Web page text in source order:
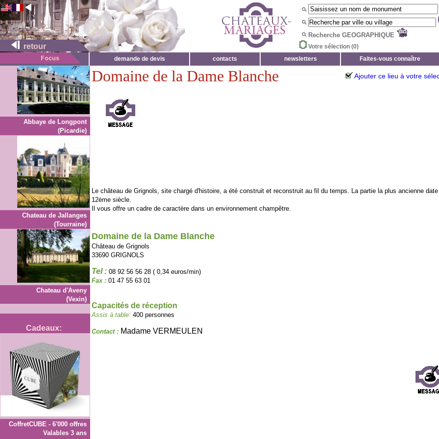
retour
Recherche GEOGRAPHIQUE
Votre sélection (0)
demande de devis
contacts newsletters Faites-vous connaître
Abbaye de Longpont
(Picardie)
Chateau de Jallanges
(Tourraine)
Chateau d'Aveny
(Vexin)
Cadeaux:
CoffretCUBE - 6'000 offres
Valables 3 ans
Domaine de la Dame Blanche Ajouter ce lieu à votre
Le château de Grignols, site chargé d'histoire, a été construit et reconstruit au fil du temps. La partie la plus ancienne
12ème siècle.
Il vous offre un cadre de caractère dans un environnement champêtre.
Domaine de la Dame Blanche
Château de Grignols
33690 GRIGNOLS
Tel : 08 92 56 56 28 ( 0,34 euros/min)
Fax : 01 47 55 63 01
Capacités de réception
Assis à table: 400 personnes
Contact : Madame VERMEULEN